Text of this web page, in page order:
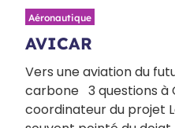
Aéronautique
AVICAR
Vers une aviation du
carbone 3 questions à
coordinateur du projet